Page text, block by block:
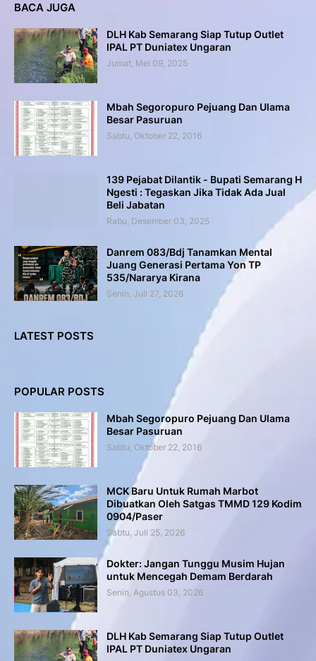
BACA JUGA
DLH Kab Semarang Siap Tutup Outlet
IPAL PT Duniatex Ungaran
Jumat, Mei 09, 2025
Mbah Segoropuro Pejuang Dan Ulama
Besar Pasuruan
Sabtu, Oktober 22, 2016
139 Pejabat Dilantik - Bupati Semarang H
Ngesti : Tegaskan Jika Tidak Ada Jual
Beli Jabatan
Rabu, Desember 03, 2025
Danrem 083/Bdj Tanamkan Mental
Juang Generasi Pertama Yon TP
535/Nararya Kirana
Senin, Juli 27, 2026
LATEST POSTS
POPULAR POSTS
Mbah Segoropuro Pejuang Dan Ulama
Besar Pasuruan
Sabtu, Oktober 22, 2016
MCK Baru Untuk Rumah Marbot
Dibuatkan Oleh Satgas TMMD 129 Kodim
0904/Paser
Sabtu, Juli 25, 2026
Dokter: Jangan Tunggu Musim Hujan
untuk Mencegah Demam Berdarah
Senin, Agustus 03, 2026
DLH Kab Semarang Siap Tutup Outlet
IPAL PT Duniatex Ungaran